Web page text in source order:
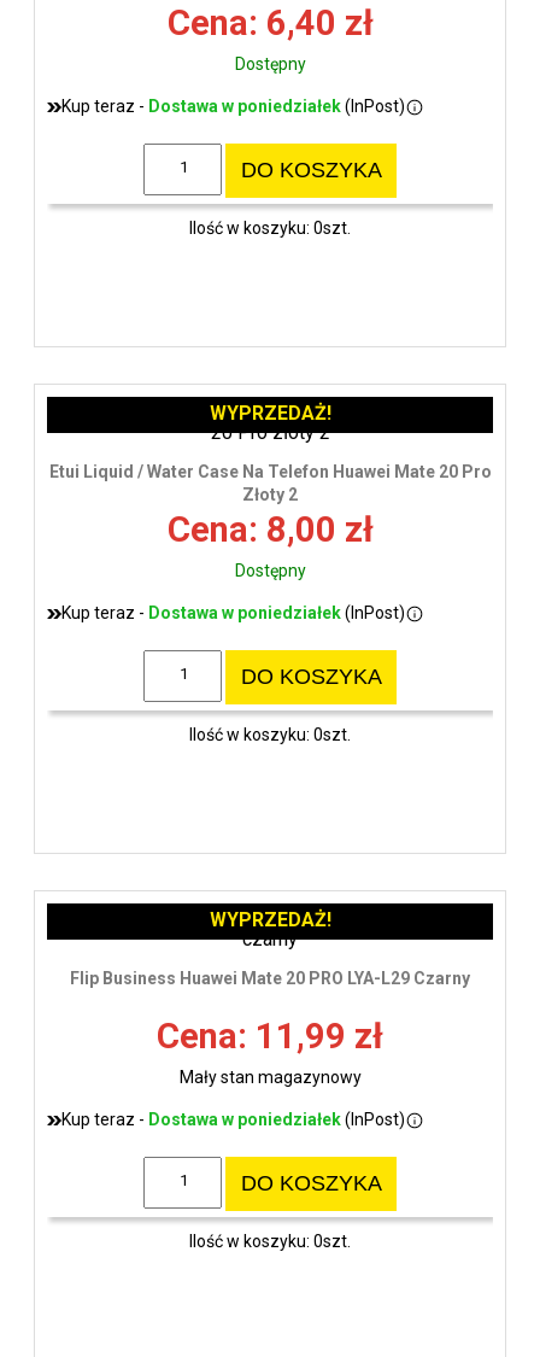
Cena: 6,40 zł
Dostępny
Kup teraz - Dostawa w poniedziałek(InPost)
DO KOSZYKA
Ilość w koszyku: 0szt.
Etui Liquid / Water Case Na Telefon Huawei Mate 20 Pro
Złoty 2
Cena: 8,00 zł
Dostępny
Kup teraz - Dostawa w poniedziałek(InPost)
DO KOSZYKA
Ilość w koszyku: 0szt.
WYPRZEDAŻ!
Flip Business Huawei Mate 20 PRO LYA-L29 Czarny
Cena: 11,99 zł
Mały stan magazynowy
Kup teraz - Dostawa w poniedziałek(InPost)
DO KOSZYKA
Ilość w koszyku: 0szt.
WYPRZEDAŻ!